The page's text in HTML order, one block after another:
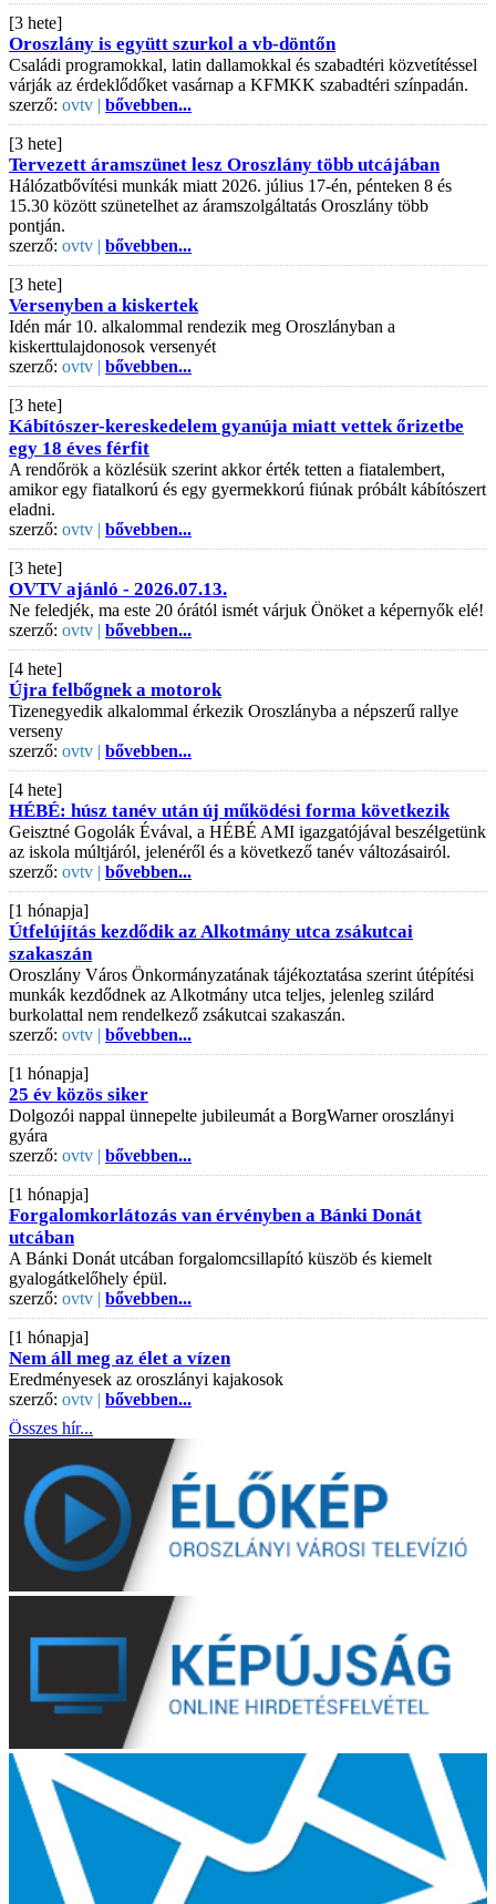
[3 hete]
Oroszlány is együtt szurkol a vb-döntőn
Családi programokkal, latin dallamokkal és szabadtéri közvetítéssel
várják az érdeklődőket vasárnap a KFMKK szabadtéri színpadán.
szerző: ovtv | bővebben...
[3 hete]
Tervezett áramszünet lesz Oroszlány több utcájában
Hálózatbővítési munkák miatt 2026. július 17-én, pénteken 8 és
15.30 között szünetelhet az áramszolgáltatás Oroszlány több
pontján.
szerző: ovtv | bővebben...
[3 hete]
Versenyben a kiskertek
Idén már 10. alkalommal rendezik meg Oroszlányban a
kiskerttulajdonosok versenyét
szerző: ovtv | bővebben...
[3 hete]
Kábítószer-kereskedelem gyanúja miatt vettek őrizetbe
egy 18 éves férfit
A rendőrök a közlésük szerint akkor érték tetten a fiatalembert,
amikor egy fiatalkorú és egy gyermekkorú fiúnak próbált kábítószert
eladni.
szerző: ovtv | bővebben...
[3 hete]
OVTV ajánló - 2026.07.13.
Ne feledjék, ma este 20 órától ismét várjuk Önöket a képernyők elé!
szerző: ovtv | bővebben...
[4 hete]
Újra felbőgnek a motorok
Tizenegyedik alkalommal érkezik Oroszlányba a népszerű rallye
verseny
szerző: ovtv | bővebben...
[4 hete]
HÉBÉ: húsz tanév után új működési forma következik
Geisztné Gogolák Évával, a HÉBÉ AMI igazgatójával beszélgetünk
az iskola múltjáról, jelenéről és a következő tanév változásairól.
szerző: ovtv | bővebben...
[1 hónapja]
Útfelújítás kezdődik az Alkotmány utca zsákutcai
szakaszán
Oroszlány Város Önkormányzatának tájékoztatása szerint útépítési
munkák kezdődnek az Alkotmány utca teljes, jelenleg szilárd
burkolattal nem rendelkező zsákutcai szakaszán.
szerző: ovtv | bővebben...
[1 hónapja]
25 év közös siker
Dolgozói nappal ünnepelte jubileumát a BorgWarner oroszlányi
gyára
szerző: ovtv | bővebben...
[1 hónapja]
Forgalomkorlátozás van érvényben a Bánki Donát
utcában
A Bánki Donát utcában forgalomcsillapító küszöb és kiemelt
gyalogátkelőhely épül.
szerző: ovtv | bővebben...
[1 hónapja]
Nem áll meg az élet a vízen
Eredményesek az oroszlányi kajakosok
szerző: ovtv | bővebben...
Összes hír...